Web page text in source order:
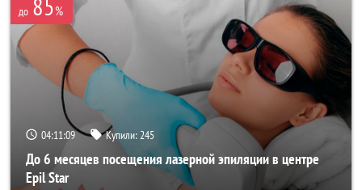
до %
04:11:07 Купили: 245
До 6 месяцев посещения лазерной эпиляции в центре
Epil Star